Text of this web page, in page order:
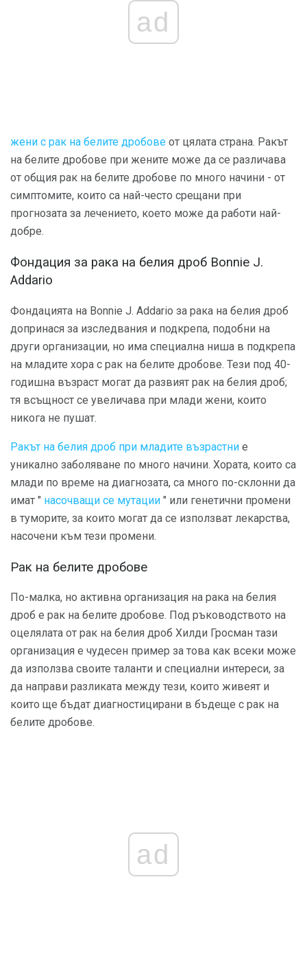
ad
жени с рак на белите дробове от цялата страна. Ракът
на белите дробове при жените може да се различава
от общия рак на белите дробове по много начини - от
симптомите, които са най-често срещани при
прогнозата за лечението, което може да работи най-
добре.
Фондация за рака на белия дроб Bonnie J.
Addario
Фондацията на Bonnie J. Addario за рака на белия дроб
допринася за изследвания и подкрепа, подобни на
други организации, но има специална ниша в подкрепа
на младите хора с рак на белите дробове. Тези под 40-
годишна възраст могат да развият рак на белия дроб;
тя всъщност се увеличава при млади жени, които
никога не пушат.
Ракът на белия дроб при младите възрастни е
уникално заболяване по много начини. Хората, които са
млади по време на диагнозата, са много по-склонни да
имат " насочващи се мутации " или генетични промени
в туморите, за които могат да се използват лекарства,
насочени към тези промени.
Рак на белите дробове
По-малка, но активна организация на рака на белия
дроб е рак на белите дробове. Под ръководството на
оцелялата от рак на белия дроб Хилди Гросман тази
организация е чудесен пример за това как всеки може
да използва своите таланти и специални интереси, за
да направи разликата между тези, които живеят и
които ще бъдат диагностицирани в бъдеще с рак на
белите дробове.
ad